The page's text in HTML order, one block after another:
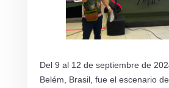
Del 9 al 12 de septiembre de
Belém, Brasil, fue el escenario